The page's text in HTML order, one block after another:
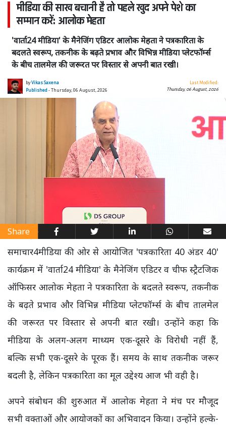
मीडिया की साख बचानी है तो पहले खुद अपने पेशे का
सम्मान करें: आलोक मेहता
'वार्ता24 मीडिया' के मैनेजिंग एडिटर आलोक मेहता ने पत्रकारिता के
बदलते स्वरूप, तकनीक के बढ़ते प्रभाव और विभिन्न मीडिया प्लेटफॉर्म्स
के बीच तालमेल की जरूरत पर विस्तार से अपनी बात रखी।
byVikas Saxena
Published- Thursday, 06 August, 2026
Last Modified:
Thursday, 06 August, 2026
Share
समाचार4मीडिया की ओर से आयोजित 'पत्रकारिता 40 अंडर 40'
कार्यक्रम में 'वार्ता24 मीडिया' के मैनेजिंग एडिटर व चीफ स्ट्रैटजिक
ऑफिसर आलोक मेहता ने पत्रकारिता के बदलते स्वरूप, तकनीक
के बढ़ते प्रभाव और विभिन्न मीडिया प्लेटफॉर्म्स के बीच तालमेल
की जरूरत पर विस्तार से अपनी बात रखी। उन्होंने कहा कि
मीडिया के अलग-अलग माध्यम एक-दूसरे के विरोधी नहीं हैं,
बल्कि सभी एक-दूसरे के पूरक हैं। समय के साथ तकनीक जरूर
बदली है, लेकिन पत्रकारिता का मूल उद्देश्य आज भी वही है।
अपने संबोधन की शुरुआत में आलोक मेहता ने मंच पर मौजूद
सभी वक्ताओं और आयोजकों का अभिवादन किया। उन्होंने हल्के-